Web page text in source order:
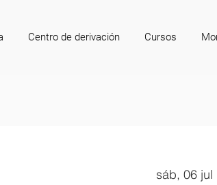
Centro de derivación Cursos
sáb, 06 jul